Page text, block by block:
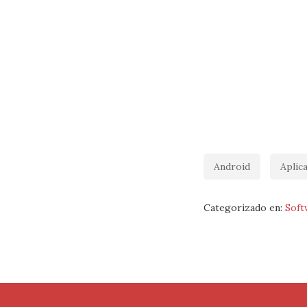
Android
Categorizado en: